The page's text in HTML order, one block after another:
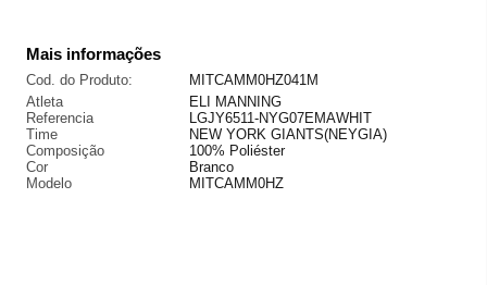
Mais informações
Cod. do Produto:
MITCAMM0HZ041M
Atleta
ELI MANNING
Referencia
LGJY6511-NYG07EMAWHIT
Time
NEW YORK GIANTS(NEYGIA)
Composição
100% Poliéster
Cor
Branco
Modelo
MITCAMM0HZ